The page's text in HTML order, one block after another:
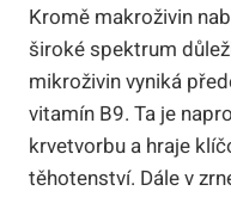
Kromě makroživin
široké spektrum
mikroživin vyniká
vitamín B9. Ta je
krvetvorbu a hraje
těhotenství. Dále v